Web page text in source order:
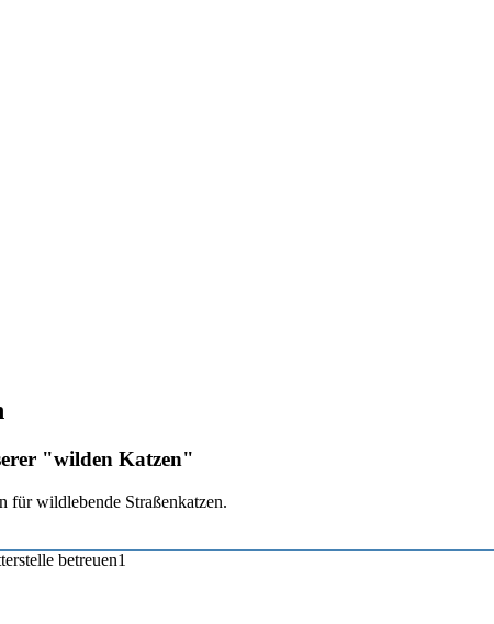
"wilden Katzen"
für wildlebende Straßenkatzen.